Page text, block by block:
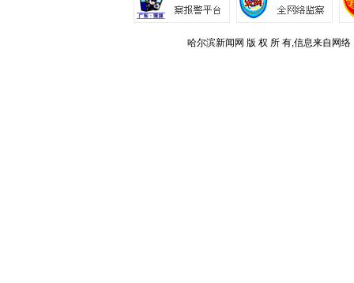
哈尔滨新闻网 版 权 所 有,信息来自网